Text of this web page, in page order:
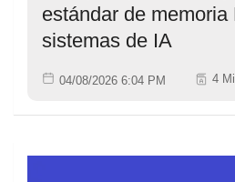
estándar de memoria
sistemas de IA
04/08/2026 6:04 PM 4